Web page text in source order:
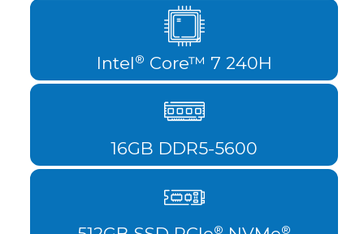
Intel® Core™ 7 240H
16GB DDR5-5600
® ®